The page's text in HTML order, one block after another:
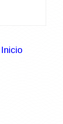
Inicio